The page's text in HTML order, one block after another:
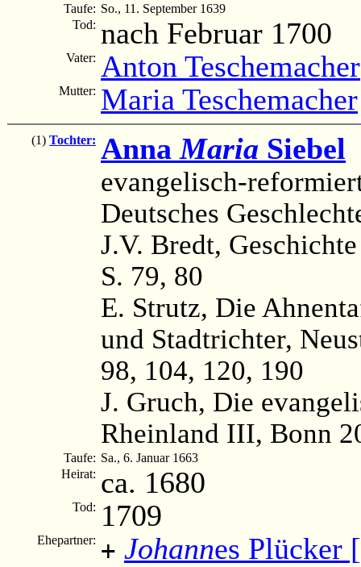
Taufe: So., 11. September 1639
Tod: nach Februar 1700
Vater: Anton Teschemacher
Mutter: Maria Teschemacher
(1) Tochter: AnnaMaria Siebel
evangelisch-
Deutsches
J.V. Bredt,
S. 79, 80
E. Strutz, Die
und Stadtrichter,
98, 104, 120, 190
J. Gruch, Die
Rheinland III, Bonn
Taufe: Sa., 6. Januar 1663
Heirat: ca. 1680
Tod: 1709
Ehepartner: + Johannes Plücker